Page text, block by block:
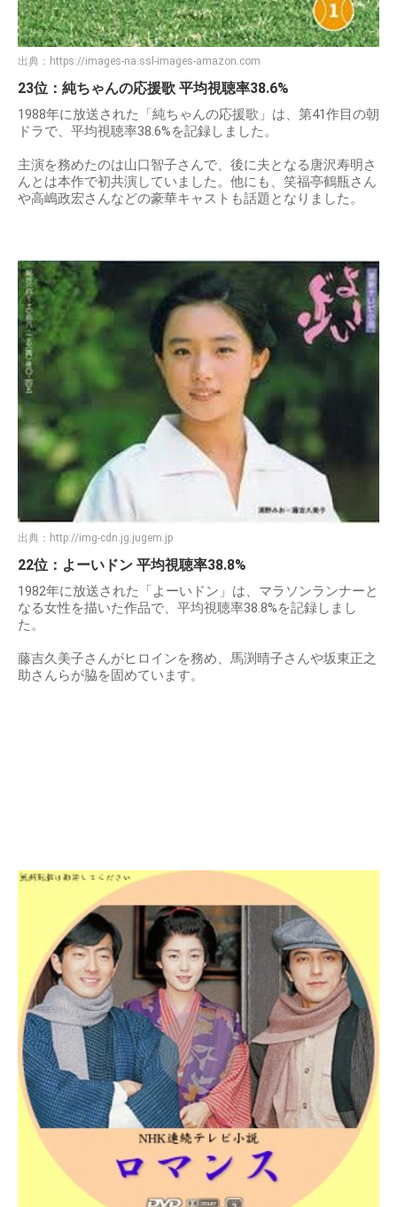
出典： https://images-na.ssl-images-amazon.com
23位：純ちゃんの応援歌 平均視聴率38.6%
1988年に放送された「純ちゃんの応援歌」は、第41作目の朝
ドラで、平均視聴率38.6%を記録しました。
主演を務めたのは山口智子さんで、後に夫となる唐沢寿明さ
んとは本作で初共演していました。他にも、笑福亭鶴瓶さん
や高嶋政宏さんなどの豪華キャストも話題となりました。
出典： http://img-cdn.jg.jugem.jp
22位：よーいドン 平均視聴率38.8%
1982年に放送された「よーいドン」は、マラソンランナーと
なる女性を描いた作品で、平均視聴率38.8%を記録しまし
た。
藤吉久美子さんがヒロインを務め、馬渕晴子さんや坂東正之
助さんらが脇を固めています。